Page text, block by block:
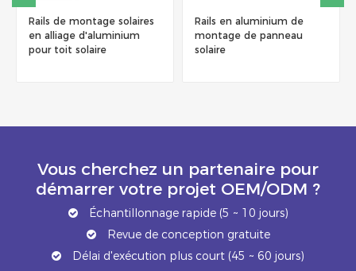
Rails en aluminium de
montage de panneau
solaire
Profil en aluminium de rail
de montage solaire
économique
Vous cherchez un partenaire pour
démarrer votre projet OEM/ODM ?
Échantillonnage rapide (5 ~ 10 jours)
Revue de conception gratuite
Délai d'exécution plus court (45 ~ 60 jours)